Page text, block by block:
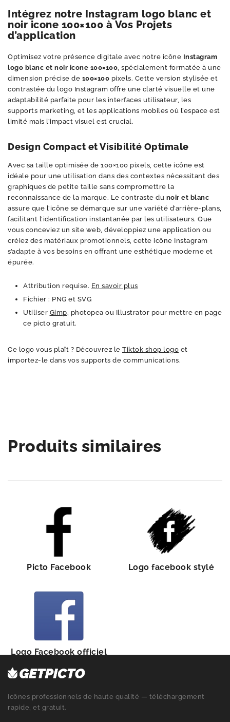
Intégrez notre Instagram logo blanc et
noir icone 100×100 à Vos Projets
d’application
Optimisez votre présence digitale avec notre icône Instagram
logo blanc et noir icone 100×100 , spécialement formatée à une
dimension précise de 100×100 pixels. Cette version stylisée et
contrastée du logo Instagram offre une clarté visuelle et une
adaptabilité parfaite pour les interfaces utilisateur, les
supports marketing, et les applications mobiles où l’espace est
limité mais l’impact visuel est crucial.
Design Compact et Visibilité Optimale
Avec sa taille optimisée de 100×100 pixels, cette icône est
idéale pour une utilisation dans des contextes nécessitant des
graphiques de petite taille sans compromettre la
reconnaissance de la marque. Le contraste du noir et blanc
assure que l’icône se démarque sur une variété d’arrière-plans,
facilitant l’identification instantanée par les utilisateurs. Que
vous conceviez un site web, développiez une application ou
créiez des matériaux promotionnels, cette icône Instagram
s’adapte à vos besoins en offrant une esthétique moderne et
épurée.
Attribution requise. En savoir plus
Fichier : PNG et SVG
Utiliser Gimp , photopea ou Illustrator pour mettre en page
ce picto gratuit.
Ce logo vous plaît ? Découvrez le Tiktok shop logo et
importez-le dans vos supports de communications.
Produits similaires
Picto Facebook Logo facebook stylé
Logo Facebook officiel
Icônes professionnels de haute qualité — téléchargement
rapide, et gratuit.